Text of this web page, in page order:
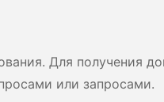
Для получения
или запросами.